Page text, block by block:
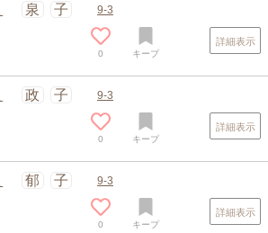
泉 子 9-3
0 キープ
詳細表示
政 子 9-3
0 キープ
詳細表示
郁 子 9-3
0 キープ
詳細表示